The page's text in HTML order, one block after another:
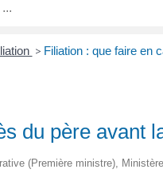
> Filiation : que faire en
du père avant
(Première ministre),